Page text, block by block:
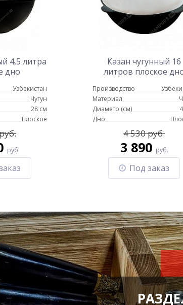
4,5 литра
дно
Узбекистан
Чугун
28 см
Плоское
руб.
Казан чугунный 16
литров плоское
Производство
Материал
Диаметр (см)
Дно
4 530 руб.
3 890 руб.
Под заказ